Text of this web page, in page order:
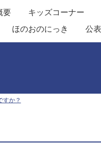
要 キッズコーナー
ほのおのにっき 公表
すか？